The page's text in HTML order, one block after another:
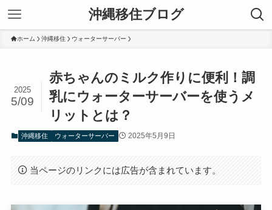
沖縄移住ブログ
ホーム 沖縄移住 ウォーターサーバー
赤ちゃんのミルク作りに便利！調
乳にウォーターサーバーを使うメ
リットとは？
2025
5/09
沖縄移住 ウォーターサーバー 2025年5月9日
当ページのリンクには広告が含まれています。